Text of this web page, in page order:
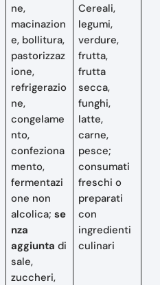
ne,
macinazion
e, bollitura,
pastorizzaz
ione,
refrigerazio
ne,
congelame
nto,
confeziona
mento,
fermentazi
one non
alcolica;se
nza
aggiunta di
sale,
zuccheri,
Cereali,
legumi,
verdure,
frutta,
frutta
secca,
funghi,
latte,
carne,
pesce;
consumati
freschi o
preparati
con
ingredienti
culinari